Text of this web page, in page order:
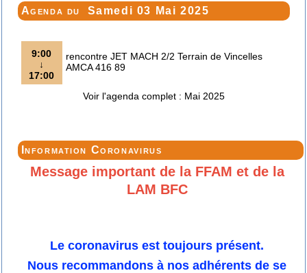
Agenda du Samedi 03 Mai 2025
9:00
↓
17:00
rencontre JET MACH 2/2 Terrain de Vincelles
AMCA 416 89
Voir l'agenda complet : Mai 2025
Information Coronavirus
Message important de la FFAM et de la
LAM BFC
Le coronavirus est toujours présent.
Nous recommandons à nos adhérents de se